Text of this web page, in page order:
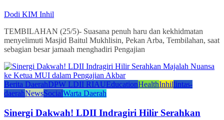
Dodi KIM Inhil
TEMBILAHAN (25/5)- Suasana penuh haru dan kekhidmatan
menyelimuti Masjid Baitul Mukhlisin, Pekan Arba, Tembilahan, saat
sebagian besar jamaah menghadiri Pengajian
Berita DaerahDPW LDII RIAUEducationHealthInhillintas-
daerahNewsSocialWarta Daerah
Sinergi Dakwah! LDII Indragiri Hilir Serahkan